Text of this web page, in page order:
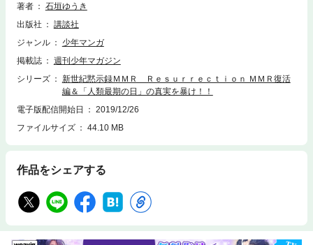
著者
石垣ゆうき
出版社
講談社
ジャンル
少年マンガ
掲載誌
週刊少年マガジン
シリーズ
新世紀黙示録ＭＭＲ Ｒｅｓｕｒｒｅｃｔｉｏｎ ＭＭＲ復活
編＆「人類最期の日」の真実を暴け！！
電子版配信開始日
2019/12/26
ファイルサイズ
44.10 MB
作品をシェアする